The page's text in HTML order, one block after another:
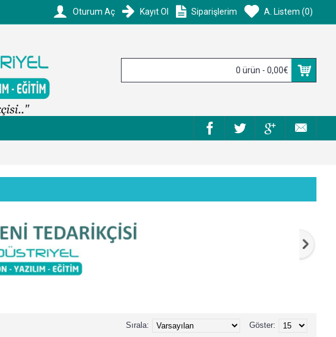
Oturum Aç Kayıt Ol Siparişlerim A. Listem (0)
0 ürün - 0,00€
Göster:
Sırala: